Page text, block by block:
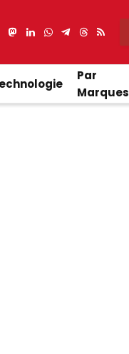
Mastodon
LinkedIn
WhatsApp
Partager
Telegram
Threads
RSS
Par
Marques